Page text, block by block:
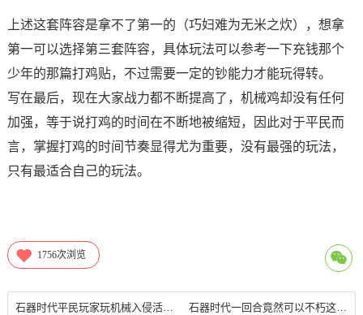
上述这套阵容是拿不了第一的（巧妇难为无米之炊），想拿
第一可以选择第三套阵容，具体玩法可以参考一下充钱那个
少年的那篇打鸡贴，不过需要一定的钞能力才能玩得转。
写在最后，现在大家战力都不断提高了，机械鸡却没有任何
加强，等于说打鸡的时间在不断地被缩短，因此对于平民而
言，掌握打鸡的时间节奏显得尤为重要，没有最强的玩法，
只有最适合自己的玩法。
1756次浏览
石器时代平民玩家玩机械入侵活动的主力宠物--水螃蟹 石器时代一回合竟然可以不朽这么多次